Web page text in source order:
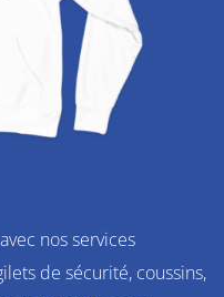
nos services
de sécurité, coussins,